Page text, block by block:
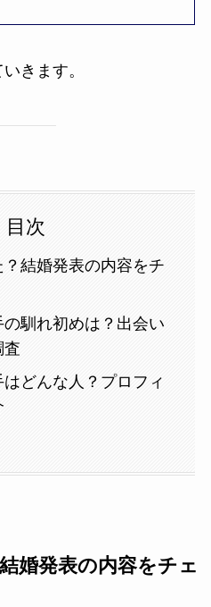
きます。
目次
結婚発表の内容をチ
馴れ初めは？出会い
査
どんな人？プロフィ
婚発表の内容をチェ